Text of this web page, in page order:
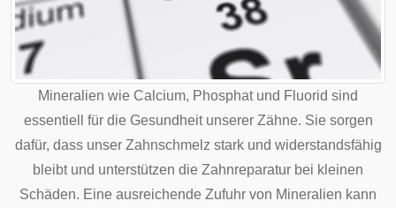
Mineralien wie Calcium, Phosphat und Fluorid sind
essentiell für die Gesundheit unserer Zähne. Sie sorgen
dafür, dass unser Zahnschmelz stark und widerstandsfähig
bleibt und unterstützen die Zahnreparatur bei kleinen
Schäden. Eine ausreichende Zufuhr von Mineralien kann